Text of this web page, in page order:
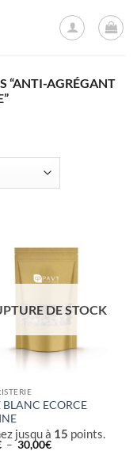
“ANTI-AGRÉGANT
DE STOCK
BLANC ECORCE
jusqu à 15 points.
– 30,00€Plage